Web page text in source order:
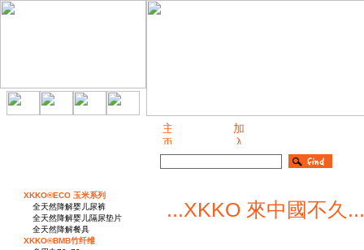
XKKO®ECO 玉米系列
全天然降解婴儿尿裤
全天然降解婴儿隔尿垫片
全天然降解餐具
XKKO®BMB竹纤维
...XKKO 來中國不久...